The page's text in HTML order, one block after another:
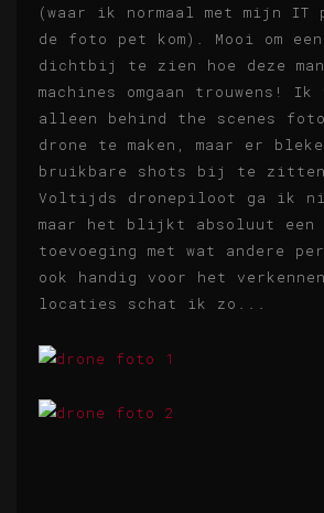
(waar ik normaal met mijn IT
de foto pet kom). Mooi om
dichtbij te zien hoe deze
machines omgaan trouwens! Ik
alleen behind the scenes
drone te maken, maar er
bruikbare shots bij te
Voltijds dronepiloot ga ik
maar het blijkt absoluut een
toevoeging met wat andere
ook handig voor het
locaties schat ik zo...